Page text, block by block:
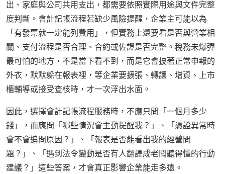
出、家庭與公司共用支出，都需要依照實際用途與文件完整
度判斷。會計記帳流程若缺少風險提醒，企業主可能以為
「有發票就一定能列費用」，但實務上還要看是否與營業相
關、支付流程是否合理、合約或佐證是否完整。稅務未爆彈
最可怕的地方，不是當下看不到，而是它會披著正常申報的
外衣，默默躲在報表裡，等企業要擴張、轉讓、增資、上市
櫃輔導或接受查核時，才一次浮出水面。
因此，選擇會計記帳流程服務時，不應只問「一個月多少
錢」，而應問「哪些情況會主動提醒我？」、「憑證異常時
會不會追問原因？」、「報表是否能看出我的經營問
題？」、「遇到法令變動是否有人翻譯成老闆聽得懂的行動
建議？」這些答案，才會真正影響企業能走多遠。